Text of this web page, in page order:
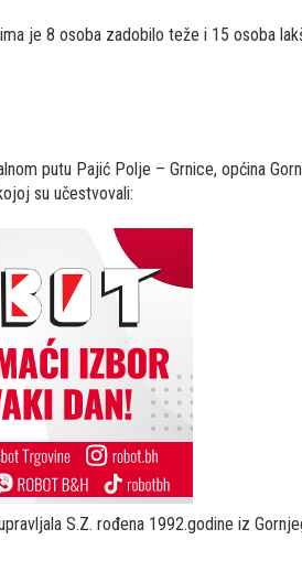
je 8 osoba zadobilo teže i 15 osoba
putu Pajić Polje – Grnice, općina
su učestvovali:
S.Z. rođena 1992.godine iz